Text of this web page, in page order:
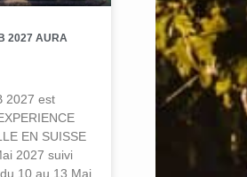
2027 AURA
2027 est
EN SUISSE
2027 suivi
10 au 13 Mai